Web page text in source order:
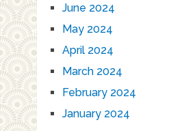
June 2024
May 2024
April 2024
March 2024
February 2024
January 2024